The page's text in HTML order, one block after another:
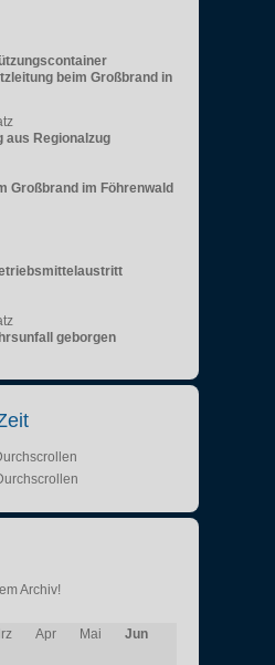
beim Großbrand in
aus Regionalzug
Großbrand im Föhrenwald
geborgen
Archiv!
Apr Mai
Jun